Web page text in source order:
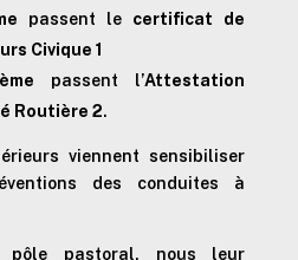
passent le certificat de
Civique 1
passent l’Attestation
Routière 2.
viennent sensibiliser
des conduites à
pôle pastoral, nous leur